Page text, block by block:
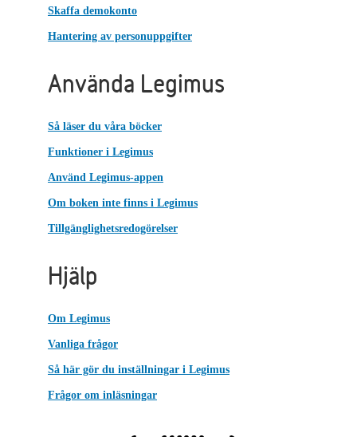
Skaffa demokonto
Hantering av personuppgifter
Använda Legimus
Så läser du våra böcker
Funktioner i Legimus
Använd Legimus-appen
Om boken inte finns i Legimus
Tillgänglighetsredogörelser
Hjälp
Om Legimus
Vanliga frågor
Så här gör du inställningar i Legimus
Frågor om inläsningar